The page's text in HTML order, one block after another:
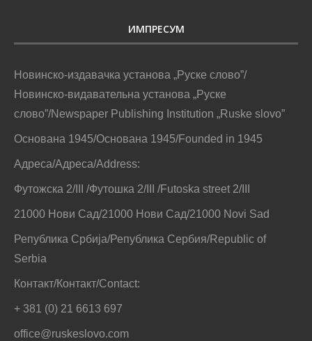
ИМПРЕСУМ
Новинско-издавачка установа „Руске слово”/
Новинско-видавательна установа „Руске
слово”/Newspaper Publishing Institution „Ruske slovo”
Основана 1945/Основана 1945/Founded in 1945
Адреса/Адреса/Address:
Футожска 2/III /Футошка 2/III /Futoska street 2/III
21000 Нови Сад/21000 Нови Сад/21000 Novi Sad
Република Србија/Република Сербия/Republic of
Serbia
Контакт/Контакт/Contact:
+ 381 (0) 21 6613 697
office@ruskeslovo.com